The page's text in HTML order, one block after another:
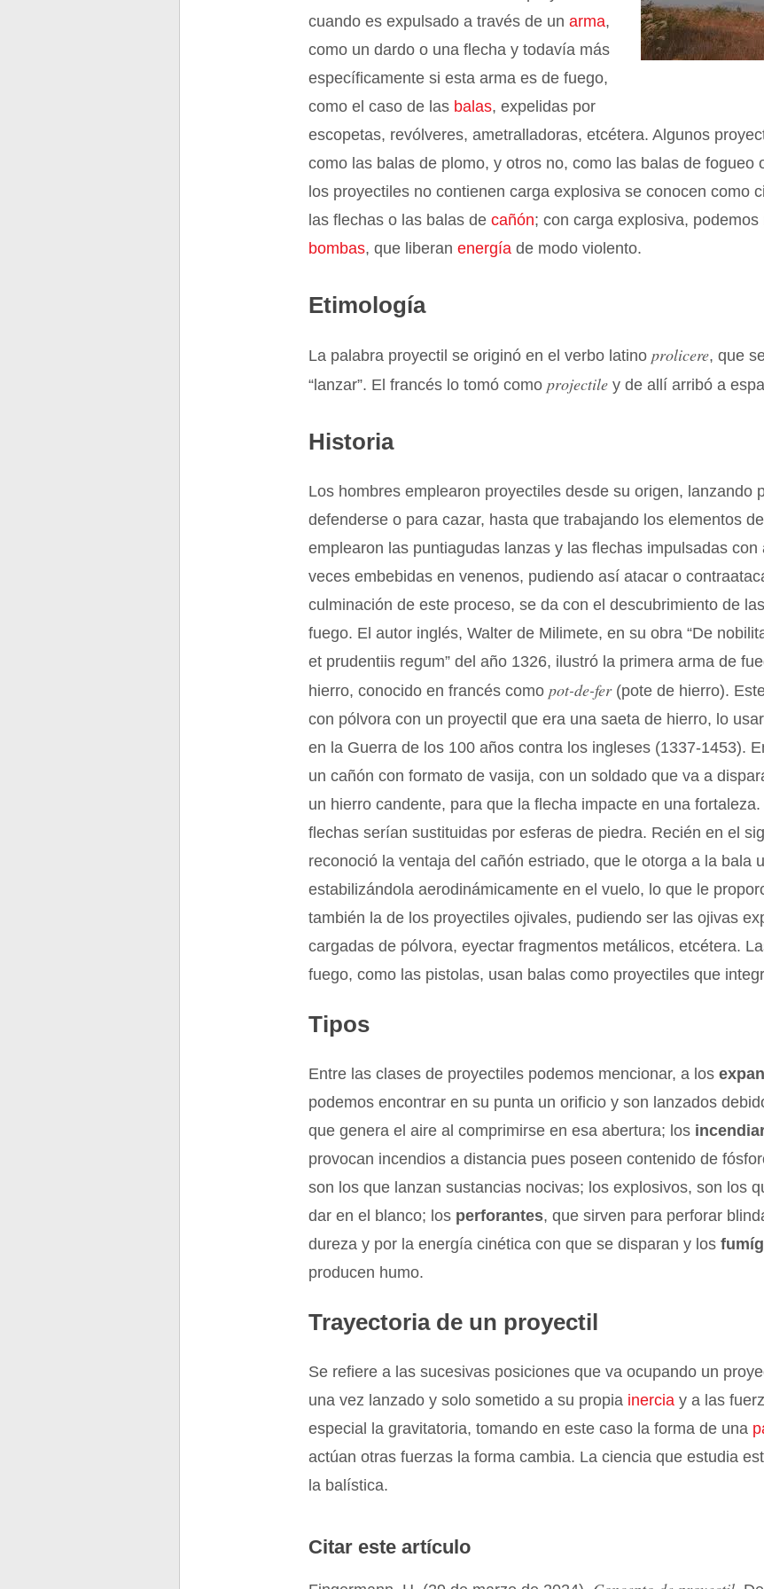
cuando es expulsado a través de un arma,
como un dardo o una flecha y todavía más
específicamente si esta arma es de fuego,
como el caso de las balas, expelidas por
escopetas, revólveres, ametralladoras, etcétera. Algunos
como las balas de plomo, y otros no, como las balas de fogueo
los proyectiles no contienen carga explosiva se conocen como
las flechas o las balas decañón; con carga explosiva,
bombas, que liberanenergía de modo violento.
Etimología
La palabra proyectil se originó en el verbo latinoprolicere, que
“lanzar”. El francés lo tomó comoprojectile y de allí arribó a
Historia
Los hombres emplearon proyectiles desde su origen, lanzando
defenderse o para cazar, hasta que trabajando los elementos
emplearon las puntiagudas lanzas y las flechas impulsadas con
veces embebidas en venenos, pudiendo así atacar o
culminación de este proceso, se da con el descubrimiento de
fuego. El autor inglés, Walter de Milimete, en su obra “De
et prudentiis regum” del año 1326, ilustró la primera arma de
hierro, conocido en francés comopot-de-fer(pote de hierro).
con pólvora con un proyectil que era una saeta de hierro, lo
en la Guerra de los 100 años contra los ingleses (1337-1453).
un cañón con formato de vasija, con un soldado que va a
un hierro candente, para que la flecha impacte en una
flechas serían sustituidas por esferas de piedra. Recién en el
reconoció la ventaja del cañón estriado, que le otorga a la bala
estabilizándola aerodinámicamente en el vuelo, lo que le
también la de los proyectiles ojivales, pudiendo ser las ojivas
cargadas de pólvora, eyectar fragmentos metálicos, etcétera.
fuego, como las pistolas, usan balas como proyectiles que
Tipos
Entre las clases de proyectiles podemos mencionar, a los
podemos encontrar en su punta un orificio y son lanzados
que genera el aire al comprimirse en esa abertura; los
provocan incendios a distancia pues poseen contenido de
son los que lanzan sustancias nocivas; los explosivos, son los
dar en el blanco; los perforantes, que sirven para perforar
dureza y por la energía cinética con que se disparan y los
producen humo.
Trayectoria de un proyectil
Se refiere a las sucesivas posiciones que va ocupando un
una vez lanzado y solo sometido a su propia inercia y a las
especial la gravitatoria, tomando en este caso la forma de una
actúan otras fuerzas la forma cambia. La ciencia que estudia
la balística.
Citar este artículo